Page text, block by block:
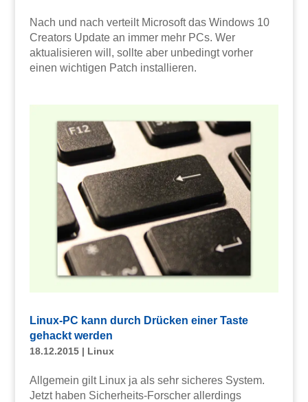
Nach und nach verteilt Microsoft das Windows 10
Creators Update an immer mehr PCs. Wer
aktualisieren will, sollte aber unbedingt vorher
einen wichtigen Patch installieren.
Linux-PC kann durch Drücken einer Taste
gehackt werden
18.12.2015| Linux
Allgemein gilt Linux ja als sehr sicheres System.
Jetzt haben Sicherheits-Forscher allerdings